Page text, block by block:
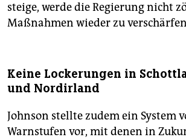
steige, werde die Regierung nicht
Maßnahmen wieder zu
Keine Lockerungen in
und Nordirland
Johnson stellte zudem ein System
Warnstufen vor, mit denen in